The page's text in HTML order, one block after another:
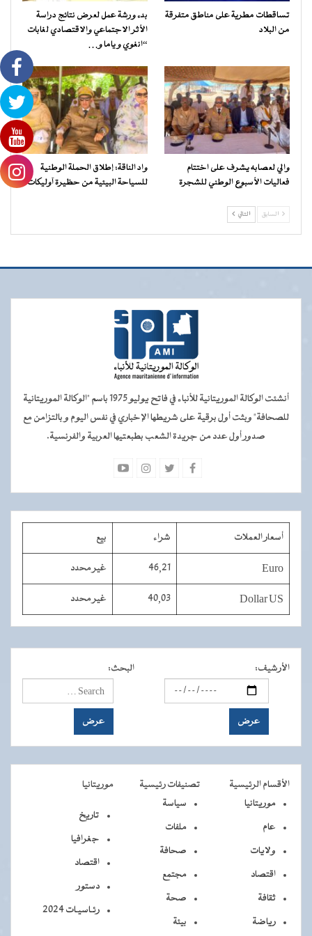
تساقطات مطرية على مناطق متفرقة
من البلاد
بدء ورشة عمل لعرض نتائج دراسة
الأثر الاجتماعي والاقتصادي لغابات
“انغوي و ياما و…
والي لعصابه يشرف على اختتام
فعاليات الأسبوع الوطني للشجرة
واد الناقة: إطلاق الحملة الوطنية
للسياحة البيئية من حظيرة آوليكات
السابق التالي
أنشئت الوكالة الموريتانية للأنباء في فاتح يوليو 1975 باسم "الوكالة الموريتانية
للصحافة" وبثت أول برقية على شريطها الإخباري في نفس اليوم و بالتزامن مع
صدور أول عدد من جريدة الشعب بطبعتيها العربية والفرنسية.
أسعار العملات شراء بيع
Euro
46,21 غير محدد
Dollar US
40,03 غير محدد
الأرشيف: البحث:
الأقسام الرئيسية تصنيفات رئيسية
موريتانيا
موريتانيا
عام
ولايات
اقتصاد
ثقافة
رياضة
سياسة
ملفات
صحافة
مجتمع
صحة
بيئة
تاريخ
جغرافيا
اقتصاد
دستور
رئـاسيـات 2024